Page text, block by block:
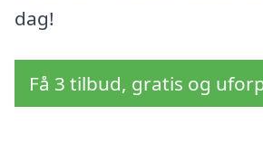
dag!
Få 3 tilbud, gratis og